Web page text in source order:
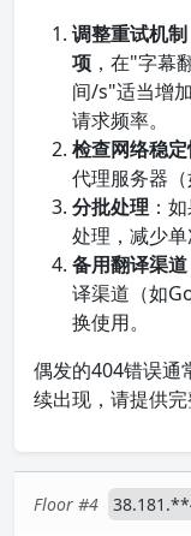
调整重试机制
项 ，在"字幕
间/s"适当增
请求频率。
检查网络稳
代理服务器（
分批处理 ：
处理，减少单
备用翻译渠道
译渠道（如
换使用。
偶发的404错误通
续出现，请提供完
Floor #4